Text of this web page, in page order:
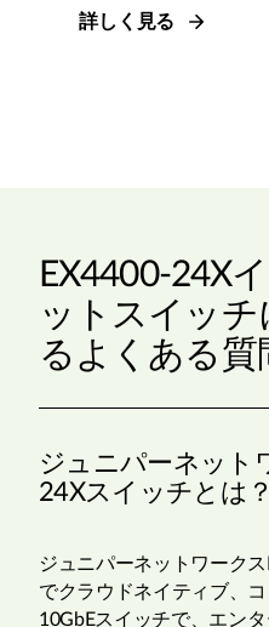
詳しく見る
EX4400-24X
ットスイッチ
るよくある質
ジュニパーネット
24Xスイッチとは？
ジュニパーネットワークス
でクラウドネイティブ、
10GbEスイッチで、エン